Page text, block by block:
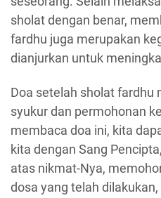
sholat dengan benar,
fardhu juga merupakan
dianjurkan untuk
Doa setelah sholat fardhu
syukur dan permohonan
membaca doa ini, kita
kita dengan Sang
atas nikmat-Nya,
dosa yang telah